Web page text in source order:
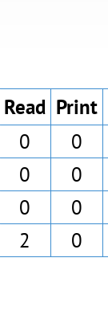
Read Print
0 0
0 0
0 0
2 0